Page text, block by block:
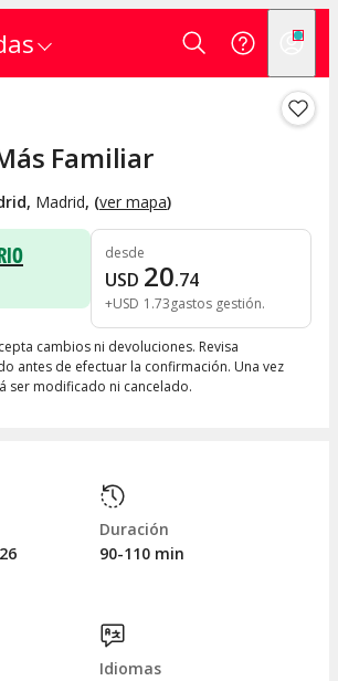
Familiar
, Madrid, (ver mapa)
desde
USD 20.74
+USD 1 .73gastos gestión
cambios ni devoluciones. Revisa
antes de efectuar la confirmación. Una vez
ser modificado ni cancelado.
Duración
90-110 min
Idiomas